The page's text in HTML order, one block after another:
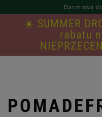
Darmowa
☀️ SUMMER
rabatu